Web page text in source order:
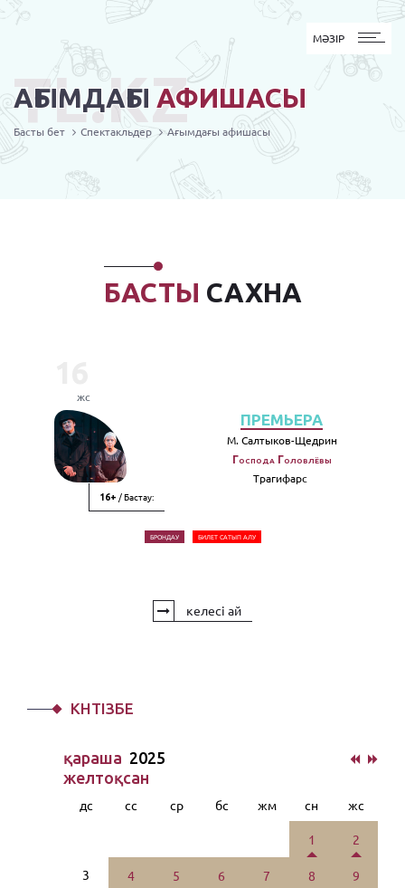
MӘЗІР
МӘЗІР
АҒЫМДАҒЫ АФИШАСЫ
TL.KZ
Басты бет Спектакльдер Ағымдағы афишасы
БАСТЫ САХНА
жс
16+ / Бастау:
ПРЕМЬЕРА
М. Салтыков-Щедрин
Господа Головлёвы
Трагифарс
БРОНДАУ БИЛЕТ САТЫП АЛУ
келесі ай
КҮНТІЗБЕ
қараша 2025
желтоқсан
дс сс ср бс жм сн жс
1 2
3 4 5 6 7 8 9